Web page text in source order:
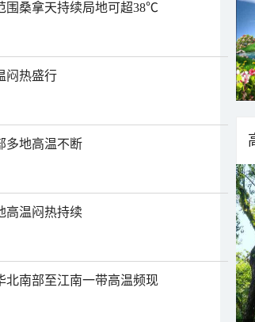
围桑拿天持续局地可超38℃
闷热盛行
多地高温不断
高温闷热持续
北南部至江南一带高温频现